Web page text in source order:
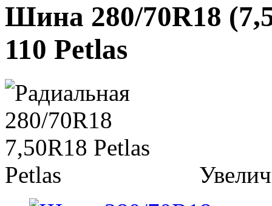
Шина 280/70R18
110 Petlas